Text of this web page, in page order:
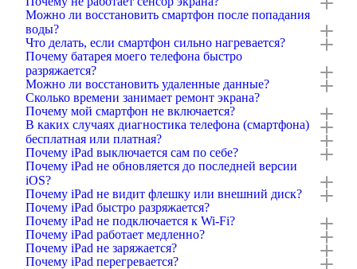
Можно ли восстановить смартфон после попадания
воды?
Что делать, если смартфон сильно нагревается?
Почему батарея моего телефона быстро
разряжается?
Можно ли восстановить удаленные данные?
Сколько времени занимает ремонт экрана?
Почему мой смартфон не включается?
В каких случаях диагностика телефона (смартфона)
бесплатная или платная?
Почему iPad выключается сам по себе?
Почему iPad не обновляется до последней версии
iOS?
Почему iPad не видит флешку или внешний диск?
Почему iPad быстро разряжается?
Почему iPad не подключается к Wi-Fi?
Почему iPad работает медленно?
Почему iPad не заряжается?
Почему iPad перегревается?